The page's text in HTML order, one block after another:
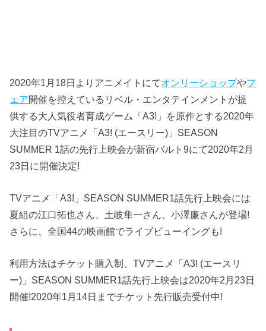
2020年1月18日よりアニメイトにてオンリーショップやフ
ェア開催を控えているリベル・エンタテインメントが提
供する大人気役者育成ゲーム「A3!」を原作とする2020年
大注目のTVアニメ「A3! (エースリー)」SEASON
SUMMER 1話の先行上映会が新宿バルト9にて2020年2月
23日に開催決定!
TVアニメ「A3!」SEASON SUMMER1話先行上映会には
夏組の江口拓也さん、土岐隼一さん、小澤廉さんが登場!
さらに、全国44の映画館でライブビューイングも!
利用方法はチケット購入制、TVアニメ「A3! (エースリ
ー)」SEASON SUMMER1話先行上映会は2020年2月23日
開催!2020年1月14日までチケット先行販売受付中!